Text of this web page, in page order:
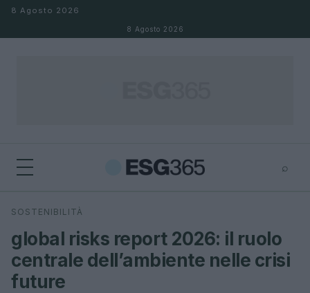
Salta al contenuto
8 Agosto 2026
8 Agosto 2026
⌕
Cerca
SOSTENIBILITÀ
global risks report 2026: il ruolo
centrale dell’ambiente nelle crisi
future